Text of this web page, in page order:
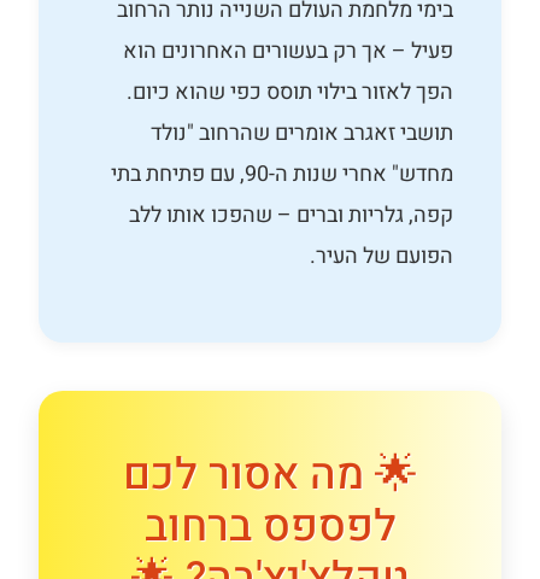
בימי מלחמת העולם השנייה נותר הרחוב
פעיל – אך רק בעשורים האחרונים הוא
הפך לאזור בילוי תוסס כפי שהוא כיום.
תושבי זאגרב אומרים שהרחוב "נולד
מחדש" אחרי שנות ה-90, עם פתיחת בתי
קפה, גלריות וברים – שהפכו אותו ללב
הפועם של העיר.
🌟 מה אסור לכם
לפספס ברחוב